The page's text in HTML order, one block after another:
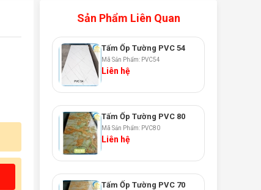
Sản Phẩm Liên Quan
Tấm Ốp Tường PVC 54
Mã Sản Phẩm: PVC54
Liên hệ
Tấm Ốp Tường PVC 80
Mã Sản Phẩm: PVC80
Liên hệ
Tấm Ốp Tường PVC 70